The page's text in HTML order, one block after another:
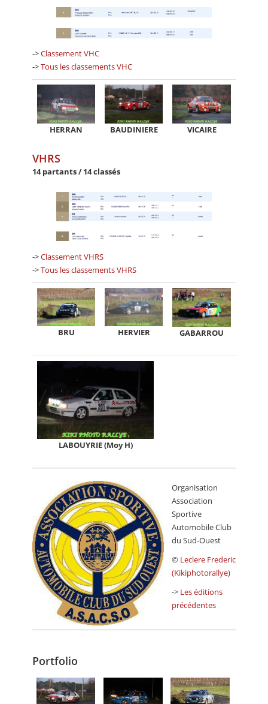
->Classement VHC
->Tous les classements VHC
HERRAN BAUDINIERE VICAIRE
VHRS
14 partants / 14 classés
->Classement VHRS
->Tous les classements VHRS
BRU HERVIER GABARROU
LABOUYRIE (Moy H)
Organisation
Association
Sportive
Automobile Club
du Sud-Ouest
© Leclere Frederic
(Kikiphotorallye)
-> Les éditions
précédentes
Portfolio